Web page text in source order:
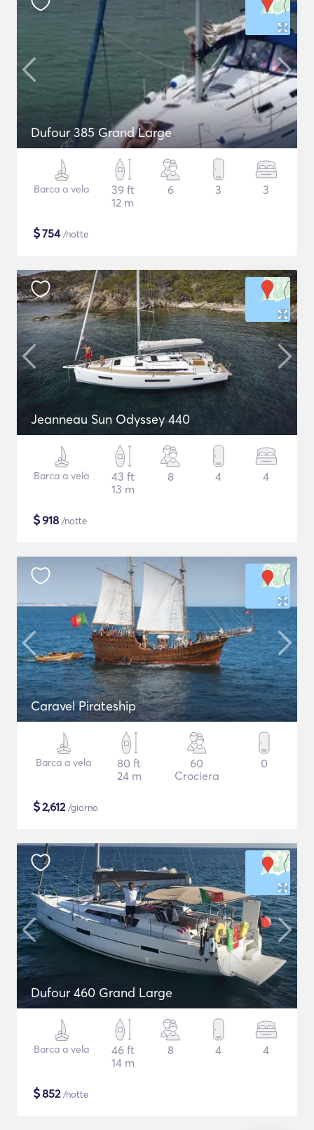
Dufour 385 Grand Large
Barca a vela
39 ft
12 m
6 3 3
$754/notte
Jeanneau Sun Odyssey 440
Barca a vela
43 ft
13 m
8 4 4
$918 /notte
Caravel Pirateship
Barca a vela
80 ft
24 m
60
Crociera
0
$2,612/giorno
Dufour 460 Grand Large
Barca a vela
46 ft
14 m
8 4 4
$852/notte